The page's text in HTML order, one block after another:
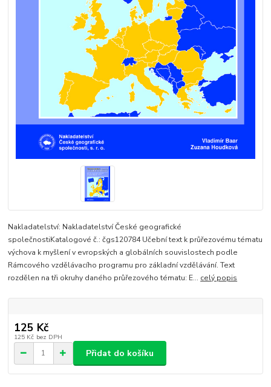
Nakladatelství: Nakladatelství České geografické
společnostiKatalogové č.: čgs120784 Učební text k průřezovému tématu
výchova k myšlení v evropských a globálních souvislostech podle
Rámcového vzdělávacího programu pro základní vzdělávání. Text
rozdělen na tři okruhy daného průřezového tématu: E... celý popis
125 Kč
125 Kč bez DPH
Přidat do košíku